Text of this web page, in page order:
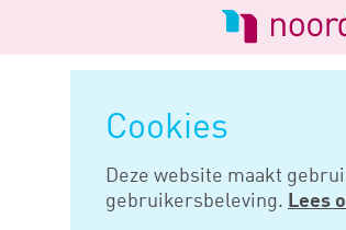
Cookies
Deze website maakt
gebruikersbeleving. Lees
Logo
van
Noord
Negentig
OKT 10, 2024